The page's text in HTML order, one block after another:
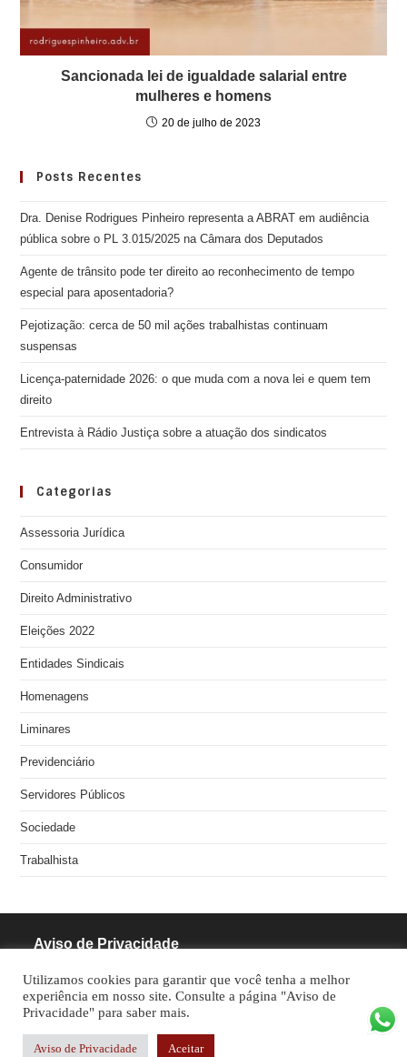
Sancionada lei de igualdade salarial entre
mulheres e homens
20 de julho de 2023
Posts Recentes
Dra. Denise Rodrigues Pinheiro representa a ABRAT em audiência
pública sobre o PL 3.015/2025 na Câmara dos Deputados
Agente de trânsito pode ter direito ao reconhecimento de tempo
especial para aposentadoria?
Pejotização: cerca de 50 mil ações trabalhistas continuam
suspensas
Licença-paternidade 2026: o que muda com a nova lei e quem tem
direito
Entrevista à Rádio Justiça sobre a atuação dos sindicatos
Categorias
Assessoria Jurídica
Consumidor
Direito Administrativo
Eleições 2022
Entidades Sindicais
Homenagens
Liminares
Previdenciário
Servidores Públicos
Sociedade
Trabalhista
Aviso de Privacidade
RODRIGUES PINHEIRO ADVOCACIA S/S
CNPJ: 05.462.770/0001-70
Utilizamos cookies para garantir que você tenha a melhor
experiência em nosso site. Consulte a página "Aviso de
Privacidade" para saber mais.
Aviso de Privacidade Aceitar